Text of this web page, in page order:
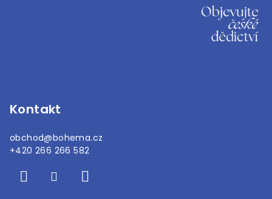
Kontakt
obchod@bohema.cz
+420 266 266 582